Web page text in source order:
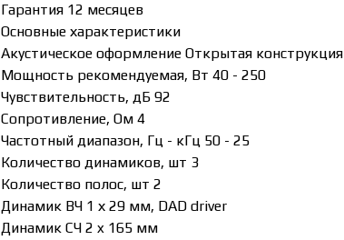
Гарантия 12 месяцев
Основные характеристики
Акустическое оформление Открытая конструкция
Мощность рекомендуемая, Вт 40 - 250
Чувствительность, дБ 92
Сопротивление, Ом 4
Частотный диапазон, Гц - кГц 50 - 25
Количество динамиков, шт 3
Количество полос, шт 2
Динамик ВЧ 1 х 29 мм, DAD driver
Динамик СЧ 2 x 165 мм